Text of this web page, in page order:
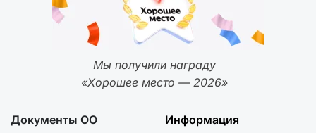
Мы получили награду
«Хорошее место — 2026»
Документы ОО Информация